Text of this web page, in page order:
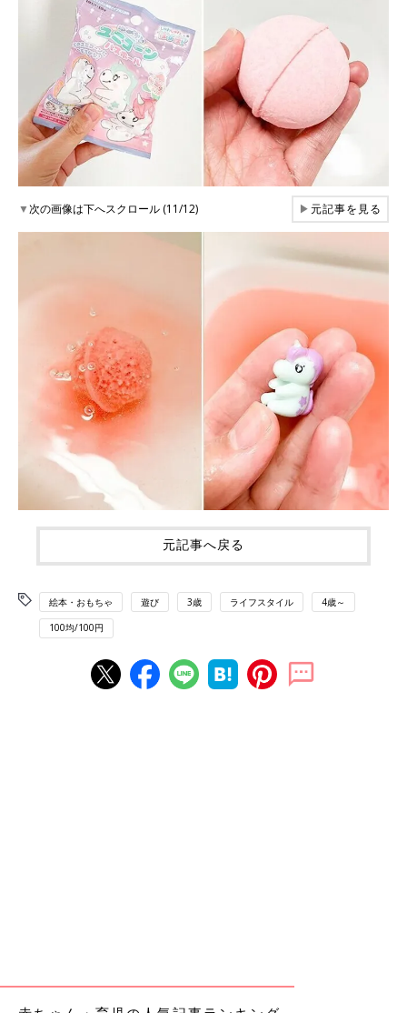
▼次の画像は下へスクロール (11/12) ▶元記事を見る
元記事へ戻る
絵本・おもちゃ 遊び 3歳 ライフスタイル 4歳～
100均/100円